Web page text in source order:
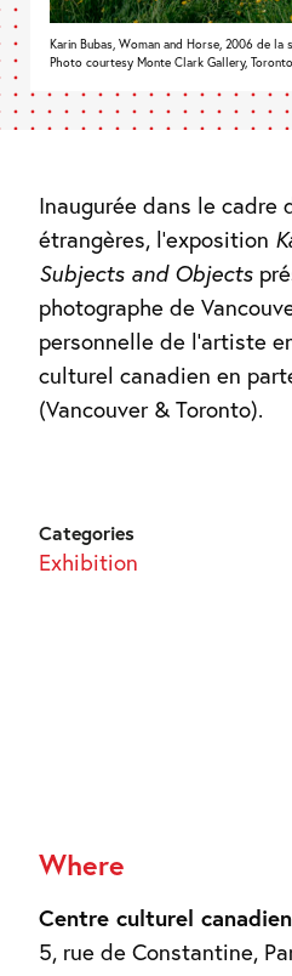
Karin Bubas, Woman and Horse, 2006 de
Photo courtesy Monte Clark Gallery,
Inaugurée dans le cadre
étrangères, l’exposition
Subjects and Objects
photographe de
personnelle de l’artiste
culturel canadien en
(Vancouver & Toronto).
Categories
Exhibition
Where
Centre culturel
5, rue de Constantine,